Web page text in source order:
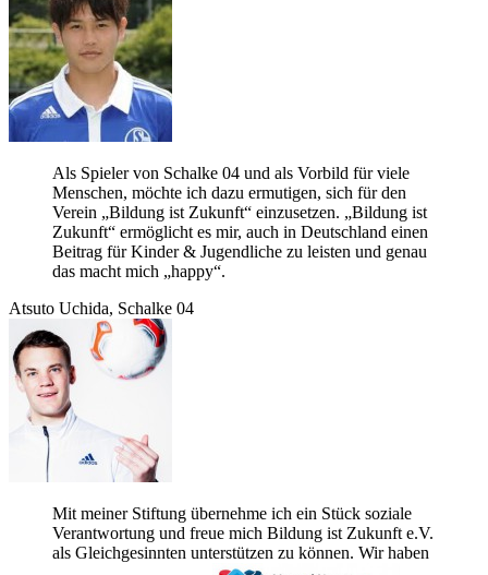
Als Spie­ler von Schalke 04 und als Vor­bild für viele
Men­schen, möchte ich dazu ermu­ti­gen, sich für den
Ver­ein „Bil­dung ist Zukunft“ ein­zu­set­zen. „Bil­dung ist
Zukunft“ ermög­licht es mir, auch in Deutsch­land einen
Bei­trag für Kin­der & Jugend­li­che zu leis­ten und genau
das macht mich „happy“.
Atsuto Uchida, Schalke 04
Mit mei­ner Stif­tung über­nehme ich ein Stück soziale
Ver­ant­wor­tung und freue mich Bil­dung ist Zukunft e.V.
als Gleich­ge­sinn­ten unter­stüt­zen zu kön­nen. Wir haben